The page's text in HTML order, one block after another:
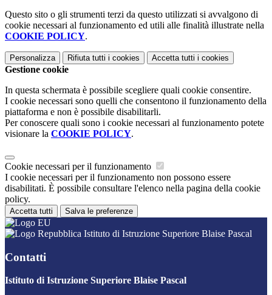
Questo sito o gli strumenti terzi da questo utilizzati si avvalgono di
cookie necessari al funzionamento ed utili alle finalità illustrate nella
COOKIE POLICY.
Personalizza Rifiuta tutti i cookies Accetta tutti i cookies
Gestione cookie
In questa schermata è possibile scegliere quali cookie consentire.
I cookie necessari sono quelli che consentono il funzionamento della
piattaforma e non è possibile disabilitarli.
Per conoscere quali sono i cookie necessari al funzionamento potete
visionare la COOKIE POLICY.
Cookie necessari per il funzionamento
I cookie necessari per il funzionamento non possono essere
disabilitati. È possibile consultare l'elenco nella pagina della cookie
policy.
Accetta tutti Salva le preferenze
Istituto di Istruzione Superiore Blaise Pascal
Contatti
Istituto di Istruzione Superiore Blaise Pascal